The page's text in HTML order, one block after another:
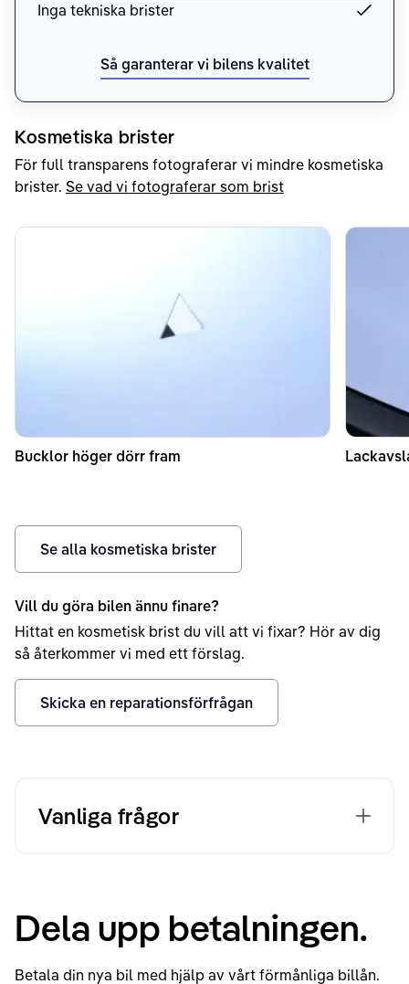
Inga tekniska brister
Så garanterar vi bilens kvalitet
Kosmetiska brister
För full transparens fotograferar vi mindre kosmetiska
brister. Se vad vi fotograferar som brist
Bucklor höger dörr fram
Se alla kosmetiska brister
Vill du göra bilen ännu finare?
Hittat en kosmetisk brist du vill att vi fixar? Hör av dig
så återkommer vi med ett förslag.
Skicka en reparationsförfrågan
Vanliga frågor
Dela upp betalningen.
Betala din nya bil med hjälp av vårt förmånliga billån.